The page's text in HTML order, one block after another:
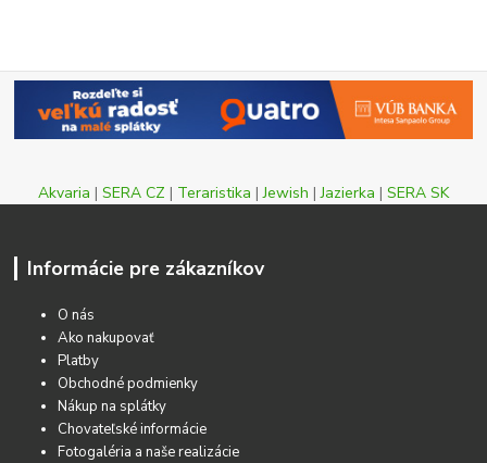
Akvaria | SERA CZ | Teraristika |Jewish |Jazierka | SERA SK
Informácie pre zákazníkov
O nás
Ako nakupovať
Platby
Obchodné podmienky
Nákup na splátky
Chovateľské informácie
Fotogaléria a naše realizácie